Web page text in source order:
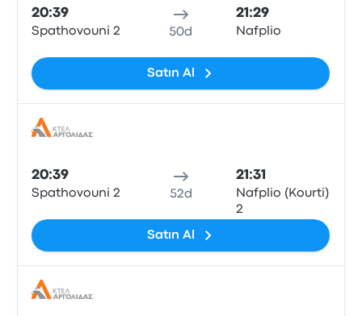
20:39
Spathovouni 2 50d
21:29
Nafplio
Satın Al
20:39
Spathovouni 2 52d
21:31
Nafplio (Kourti)
2
Satın Al